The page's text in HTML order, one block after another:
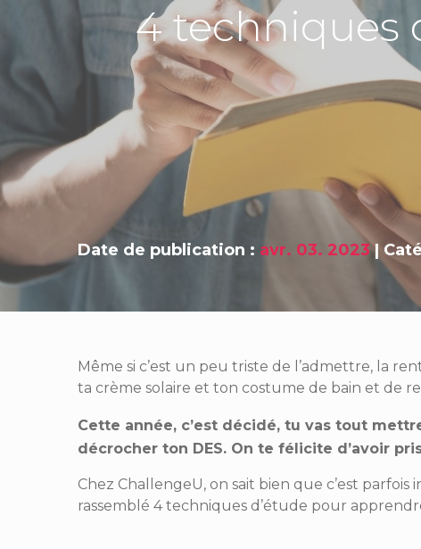
4 techniques
Date de publication : avr. 03. 2023 |
Même si c’est un peu triste de l’admettre, la
ta crème solaire et ton costume de bain et de
Cette année, c’est décidé, tu vas tout
décrocher ton DES. On te félicite d’avoir
Chez ChallengeU, on sait bien que c’est
rassemblé 4 techniques d’étude pour